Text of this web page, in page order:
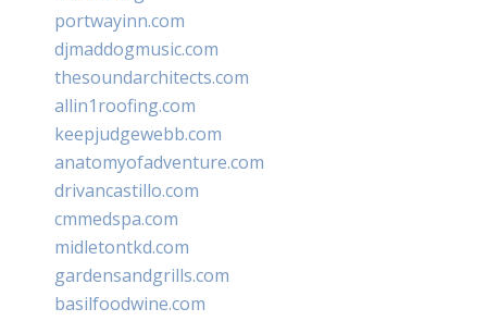
portwayinn.com
djmaddogmusic.com
thesoundarchitects.com
allin1roofing.com
keepjudgewebb.com
anatomyofadventure.com
drivancastillo.com
cmmedspa.com
midletontkd.com
gardensandgrills.com
basilfoodwine.com